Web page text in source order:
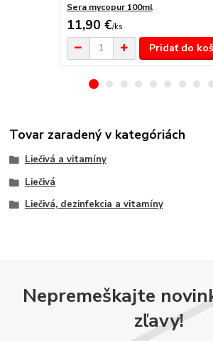
Sera mycopur 100ml
11,90 €/ks
Pridať do
Tovar zaradený v kategóriách
Liečivá a vitamíny
Liečivá
Liečivá, dezinfekcia a vitamíny
Nepremeškajte
zľavy!